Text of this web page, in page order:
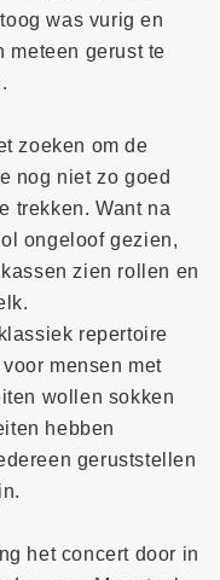
was vurig en
meteen gerust te
zoeken om de
nog niet zo goed
trekken. Want na
ongeloof gezien,
zien rollen en
repertoire
mensen met
wollen sokken
hebben
geruststellen
het concert door in